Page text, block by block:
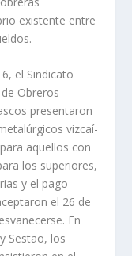
exis­tente entre
el Sindicato
Obreros
presentaron
vizcaí­
aquellos con
los superiores,
y el pago
el 26 de
En
Sestao, los